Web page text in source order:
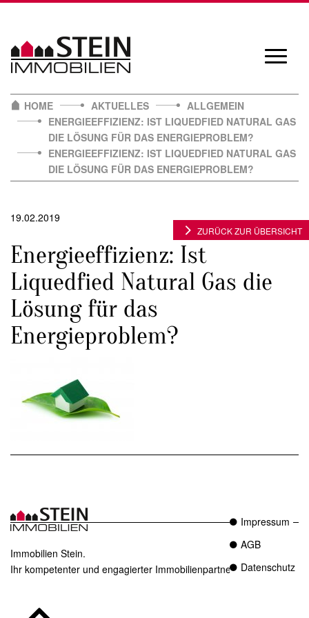
content
HOME
AKTUELLES
ALLGEMEIN
ENERGIEEFFIZIENZ: IST LIQUEDFIED NATURAL GAS
DIE LÖSUNG FÜR DAS ENERGIEPROBLEM?
ENERGIEEFFIZIENZ: IST LIQUEDFIED NATURAL GAS
DIE LÖSUNG FÜR DAS ENERGIEPROBLEM?
19.02.2019
Energieeffizienz: Ist
Liquedfied Natural Gas die
Lösung für das
Energieproblem?
ZURÜCK ZUR ÜBERSICHT
Immobilien Stein.
Ihr kompetenter und engagierter Immobilienpartner in Essen.
Impressum
AGB
Datenschutz